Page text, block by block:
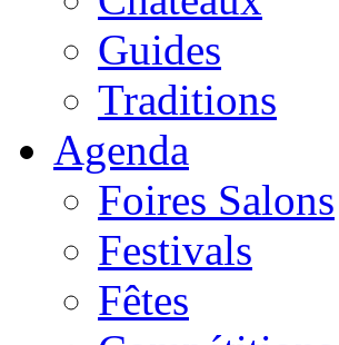
Guides
Traditions
Agenda
Foires Salons
Festivals
Fêtes